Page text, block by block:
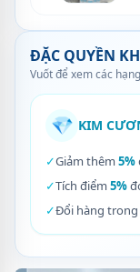
ĐẶC QUYỀN
Vuốt để xem các
💎 KIM
✓Giảm thêm 5%
✓Tích điểm 5%
✓Đổi hàng trong